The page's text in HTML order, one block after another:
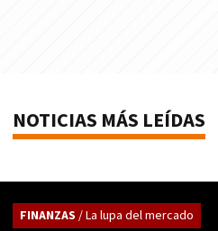
NOTICIAS MÁS LEÍDAS
FINANZAS / La lupa del mercado